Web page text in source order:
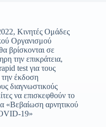
Κινητές Ομάδες
Οργανισμού
βρίσκονται σε
την επικράτεια,
test για τους
την έκδοση
διαγνωστικούς
να επισκεφθούν το
«Βεβαίωση αρνητικού
19»